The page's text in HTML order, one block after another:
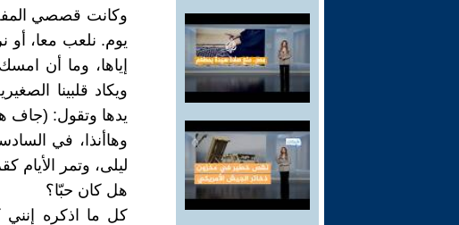
وكانت قصصي
يوم. نلعب معا، أو
إياها، وما أن
ويكاد قلبينا
يدها وتقول: (جاف
وهاأنذا، في
ليلى، وتمر الأيام
هل كان حبّا؟
كل ما اذكره إنني